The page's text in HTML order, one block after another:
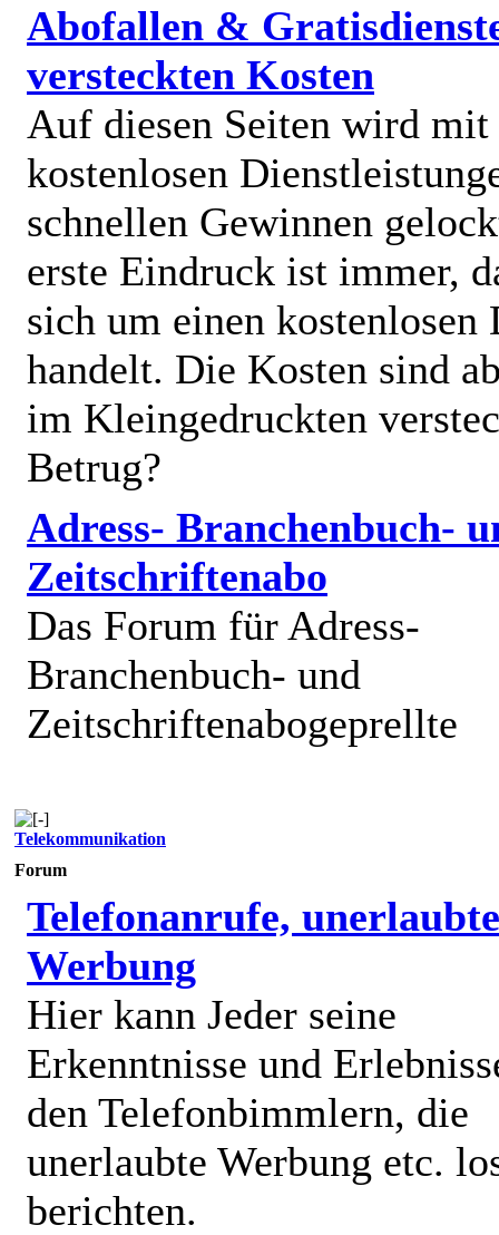
Abofallen &
versteckten Kosten
Auf diesen Seiten wird mit
kostenlosen
schnellen Gewinnen
erste Eindruck ist immer,
sich um einen kostenlosen
handelt. Die Kosten sind
im Kleingedruckten
Betrug?
Adress- Branchenbuch-
Zeitschriftenabo
Das Forum für Adress-
Branchenbuch- und
Zeitschriftenabogeprellte
Telekommunikation
Forum
Telefonanrufe, unerlaubte
Werbung
Hier kann Jeder seine
Erkenntnisse und
den Telefonbimmlern, die
unerlaubte Werbung etc.
berichten.